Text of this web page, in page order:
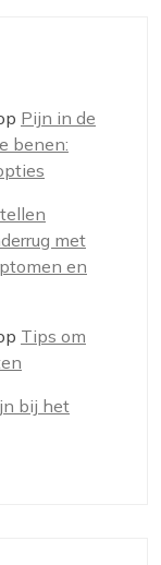
Pijn in de
benen:
met
en
Tips om
bij het